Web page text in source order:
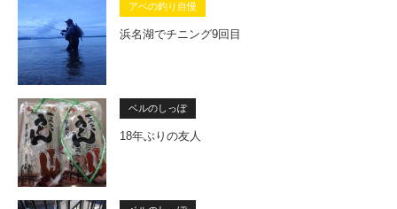
アベの釣り自慢
浜名湖でチニング9回目
ベルのしっぽ
18年ぶりの友人